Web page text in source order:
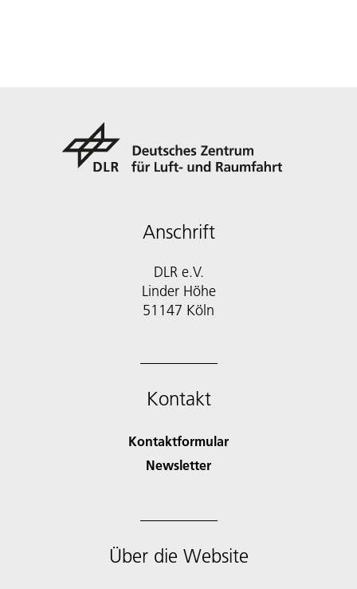
Anschrift
DLR e.V.
Linder Höhe
51147 Köln
Kontakt
Kontaktformular
Newsletter
Über die Website